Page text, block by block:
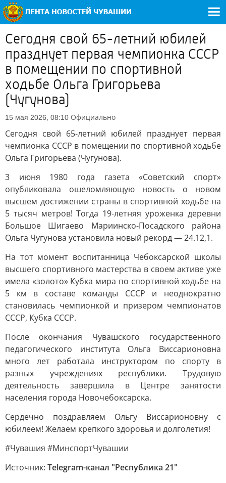
Сегодня свой 65-летний юбилей
празднует первая чемпионка СССР
в помещении по спортивной
ходьбе Ольга Григорьева
(Чугунова)
15 мая 2026, 08:10 Официально
Сегодня свой 65-летний юбилей празднует первая
чемпионка СССР в помещении по спортивной ходьбе
Ольга Григорьева (Чугунова).
3 июня 1980 года газета «Советский спорт»
опубликовала ошеломляющую новость о новом
высшем достижении страны в спортивной ходьбе на
5 тысяч метров! Тогда 19-летняя уроженка деревни
Большое Шигаево Мариинско-Посадского района
Ольга Чугунова установила новый рекорд — 24.12,1.
На тот момент воспитанница Чебоксарской школы
высшего спортивного мастерства в своем активе уже
имела «золото» Кубка мира по спортивной ходьбе на
5 км в составе команды СССР и неоднократно
становилась чемпионкой и призером чемпионатов
СССР, Кубка СССР.
После окончания Чувашского государственного
педагогического института Ольга Виссарионовна
много лет работала инструктором по спорту в
разных учреждениях республики. Трудовую
деятельность завершила в Центре занятости
населения города Новочебоксарска.
Сердечно поздравляем Ольгу Виссарионовну с
юбилеем! Желаем крепкого здоровья и долголетия!
#Чувашия #МинспортЧувашии
Источник: Telegram-канал "Республика 21"